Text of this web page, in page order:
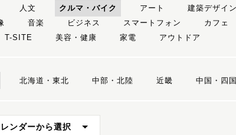
人文 クルマ・バイク アート 建築デザイン
音楽 ビジネス スマートフォン カフェ
T-SITE 美容・健康 家電 アウトドア
北海道・東北 中部・北陸 近畿 中国・四国
ンダーから選択